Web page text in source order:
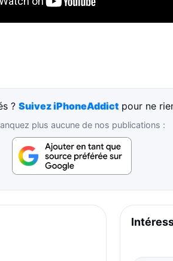
?Suivez iPhoneAddict pour ne
plus aucune de nos publications :